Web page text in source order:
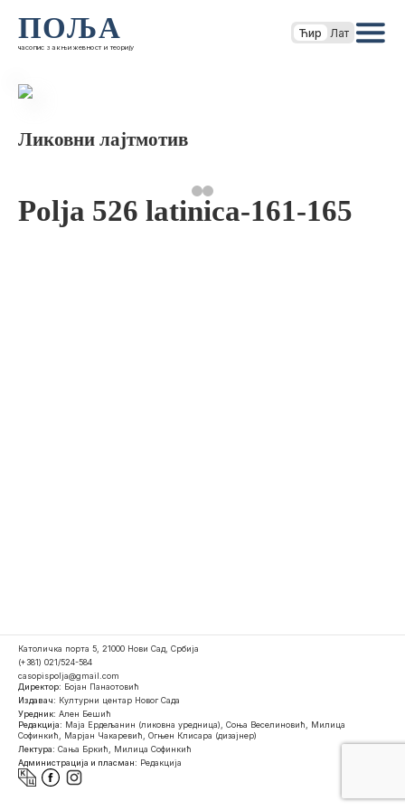
ПОЉА
часопис за књижевност и теорију
Ћир Лат
Ликовни лајтмотив
Polja 526 latinica-161-165
Католичка порта 5, 21000 Нови Сад, Србија
(+381) 021/524-584
casopispolja@gmail.com
Директор: Бојан Панаотовић
Издавач: Културни центар Новог Сада
Уредник: Ален Бешић
Редакција: Маја Ердељанин (ликовна уредница), Соња Веселиновић, Милица
Софинкић, Марјан Чакаревић, Огњен Клисара (дизајнер)
Лектура: Сања Бркић, Милица Софинкић
Администрација и пласман: Редакција